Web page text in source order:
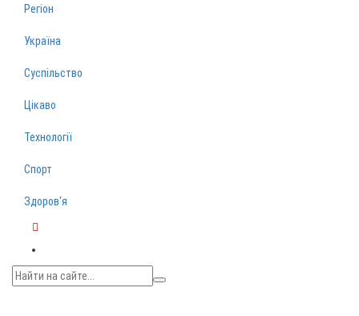
Регіон
Україна
Суспільство
Цікаво
Технології
Спорт
Здоров‘я